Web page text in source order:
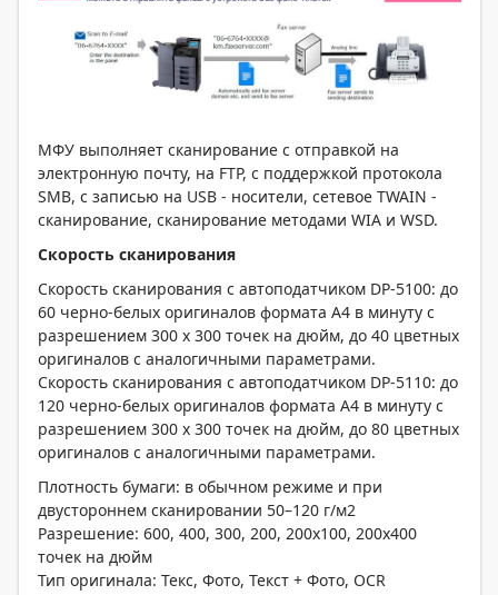
МФУ выполняет сканирование с отправкой на
электронную почту, на FTP, с поддержкой протокола
SMB, с записью на USB - носители, сетевое TWAIN -
сканирование, сканирование методами WIA и WSD.
Скорость сканирования
Скорость сканирования с автоподатчиком DP-5100: до
60 черно-белых оригиналов формата А4 в минуту с
разрешением 300 x 300 точек на дюйм, до 40 цветных
оригиналов с аналогичными параметрами.
Скорость сканирования с автоподатчиком DP-5110: до
120 черно-белых оригиналов формата А4 в минуту с
разрешением 300 x 300 точек на дюйм, до 80 цветных
оригиналов с аналогичными параметрами.
Плотность бумаги: в обычном режиме и при
двустороннем сканировании 50–120 г/м2
Разрешение: 600, 400, 300, 200, 200x100, 200x400
точек на дюйм
Тип оригинала: Текс, Фото, Текст + Фото, OCR